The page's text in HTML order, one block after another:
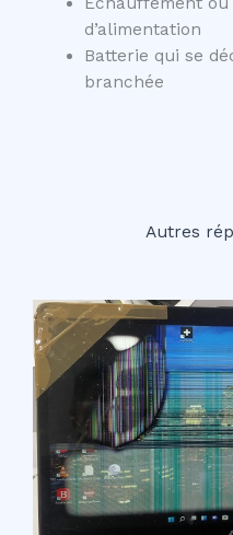
d’alimentation
Batterie qui se
branchée
Autres